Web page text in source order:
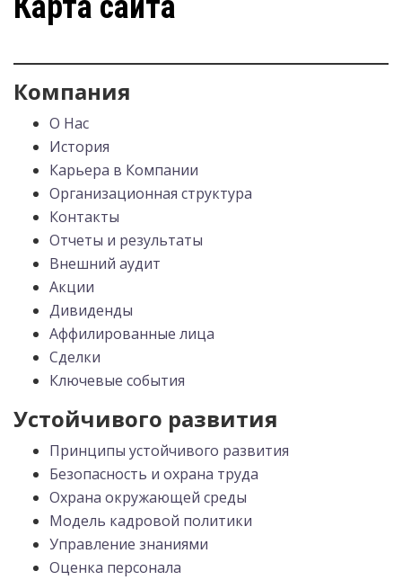
Компания
О Нас
История
Карьера в Компании
Организационная структура
Контакты
Отчеты и результаты
Внешний аудит
Акции
Дивиденды
Аффилированные лица
Сделки
Ключевые события
Устойчивого развития
Принципы устойчивого развития
Безопасность и охрана труда
Охрана окружающей среды
Модель кадровой политики
Управление знаниями
Оценка персонала